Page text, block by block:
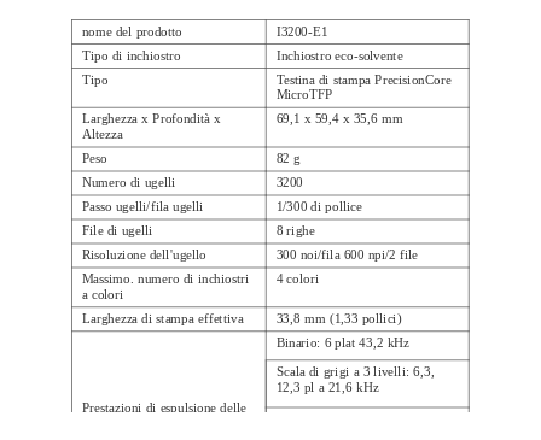
nome del prodotto
I3200-E1
Tipo di inchiostro
Inchiostro eco-solvente
Tipo
Testina di stampa PrecisionCore
MicroTFP
Larghezza x Profondità x
Altezza
69,1 x 59,4 x 35,6 mm
Peso
82 g
Numero di ugelli
3200
Passo ugelli/fila ugelli
1/300 di pollice
File di ugelli
8 righe
Risoluzione dell'ugello
300 noi/fila 600 npi/2 file
Massimo. numero di inchiostri
a colori
4 colori
Larghezza di stampa effettiva 33,8 mm (1,33 pollici)
Prestazioni di espulsione delle
Binario: 6 plat 43,2 kHz
Scala di grigi a 3 livelli: 6,3,
12,3 pl a 21,6 kHz